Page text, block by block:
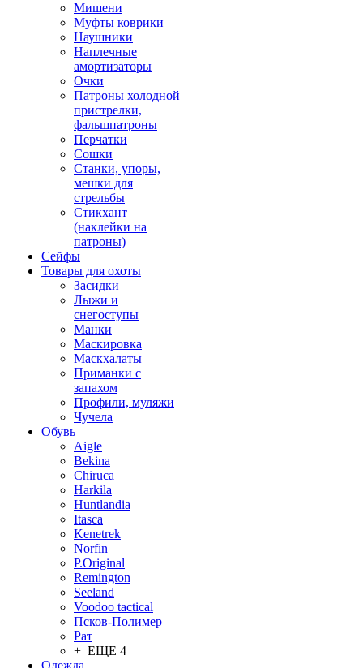
Мишени
Муфты коврики
Наушники
Наплечные
амортизаторы
Очки
Патроны холодной
пристрелки,
фальшпатроны
Перчатки
Сошки
Станки, упоры,
мешки для
стрельбы
Стикхант
(наклейки на
патроны)
Сейфы
Товары для охоты
Засидки
Лыжи и
снегоступы
Манки
Маскировка
Маскхалаты
Приманки с
запахом
Профили, муляжи
Чучела
Обувь
Aigle
Bekina
Chiruсa
Harkila
Huntlandia
Itasca
Kenetrek
Norfin
P.Original
Remington
Seeland
Voodoo tactical
Псков-Полимер
Рат
+ ЕЩЕ 4
Одежда